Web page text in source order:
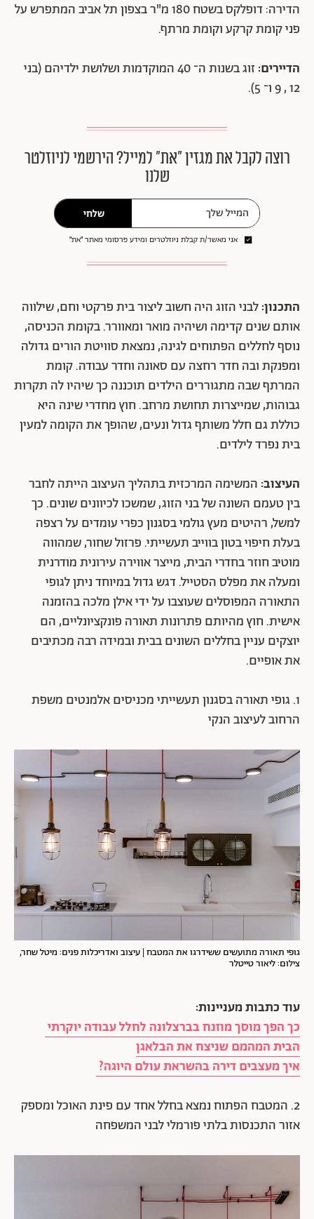
הדירה: דופלקס בשטח 180 מ"ר בצפון תל אביב המתפרש על
פני קומת קרקע וקומת מרתף.
הדיירים:
זוג בשנות ה־ 40 המוקדמות ושלושת ילדיהם (בני
12 , 9 ו־ 5).
רוצה לקבל את מגזין ״את״ למייל? הירשמי לניוזלטר
שלנו
שלחי
אני מאשר/ת קבלת ניוזלטרים ומידע פרסומי מאתר ״את״
התכנון:לבני הזוג היה חשוב ליצור בית פרקטי וחם, שילווה
אותם שנים קדימה ושיהיה מואר ומאוורר. בקומת הכניסה,
נוסף לחללים הפתוחים לגינה, נמצאת סוויטת הורים גדולה
ומפנקת ובה חדר רחצה עם סאונה וחדר עבודה. קומת
המרתף שבה מתגוררים הילדים תוכננה כך שיהיו לה תקרות
גבוהות, שמייצרות תחושת מרחב. חוץ מחדרי שינה היא
כוללת גם חלל משותף גדול ונעים, שהופך את הקומה למעין
בית נפרד לילדים.
העיצוב: המשימה המרכזית בתהליך העיצוב הייתה לחבר
בין טעמם השונה של בני הזוג, שמשכו לכיוונים שונים. כך
למשל, רהיטים מעץ גולמי בסגנון כפרי עומדים על רצפה
בעלת חיפוי בטון בווייב תעשייתי. פרזול שחור, שמהווה
מוטיב חוזר בחדרי הבית, מייצר אווירה עירונית מודרנית
ומעלה את מפלס הסטייל. דגש גדול במיוחד ניתן לגופי
התאורה המפוסלים שעוצבו על ידי אילן מלכה בהזמנה
אישית. חוץ מהיותם פתרונות תאורה פונקציונליים, הם
יוצקים עניין בחללים השונים בבית ובמידה רבה מכתיבים
את אופיים.
1. גופי תאורה בסגנון תעשייתי מכניסים אלמנטים משפת
הרחוב לעיצוב הנקי
גופי תאורה מתועשים ששידרגו את המטבח | עיצוב ואדריכלות פנים: מיטל שחר,
צילום: ליאור טייטלר
עוד כתבות מעניינות:
כך הפך מוסך מוזנח בברצלונה לחלל עבודה יוקרתי
הבית המהמם שניצח את הבלאגן
איך מעצבים דירה בהשראת עולם היוגה?
2. המטבח הפתוח נמצא בחלל אחד עם פינת האוכל ומספק
אזור התכנסות בלתי פורמלי לבני המשפחה